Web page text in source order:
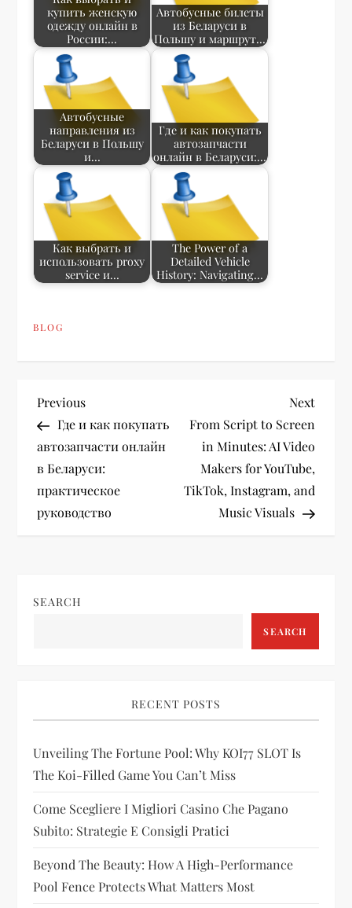
купить женскую
одежду онлайн в
России:…
Автобусные билеты
из Беларуси в
Польшу и маршрут…
Автобусные
направления из
Беларуси в Польшу
и…
Где и как покупать
автозапчасти
онлайн в Беларуси:…
Как выбрать и
использовать proxy
service и…
The Power of a
Detailed Vehicle
History: Navigating…
BLOG
P
o
s
t
a
a
t
i
o
n
Previous
Post
Previous
Где и как покупать
автозапчасти онлайн
в Беларуси:
практическое
руководство
Next
Post
Next
From Script to Screen
in Minutes: AI Video
Makers for YouTube,
TikTok, Instagram, and
Music Visuals
SEARCH
SEARCH
RECENT POSTS
Unveiling The Fortune Pool: Why KOI77 SLOT Is
The Koi-Filled Game You Can’t Miss
Come Scegliere I Migliori Casino Che Pagano
Subito: Strategie E Consigli Pratici
Beyond The Beauty: How A High-Performance
Pool Fence Protects What Matters Most